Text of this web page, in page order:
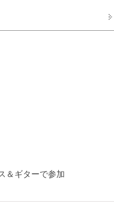
＆ギターで参加